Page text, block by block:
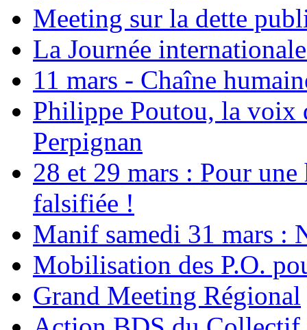
Meeting sur la dette
La Journée
11 mars - Chaîne
Philippe Poutou, la voix
Perpignan
28 et 29 mars : Pour
falsifiée !
Manif samedi 31 mars :
Mobilisation des P.O.
Grand Meeting Régional